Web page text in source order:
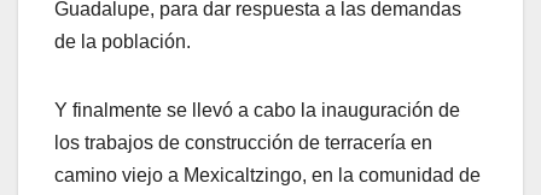
Guadalupe, para dar respuesta a las demandas
de la población.
Y finalmente se llevó a cabo la inauguración de
los trabajos de construcción de terracería en
camino viejo a Mexicaltzingo, en la comunidad de